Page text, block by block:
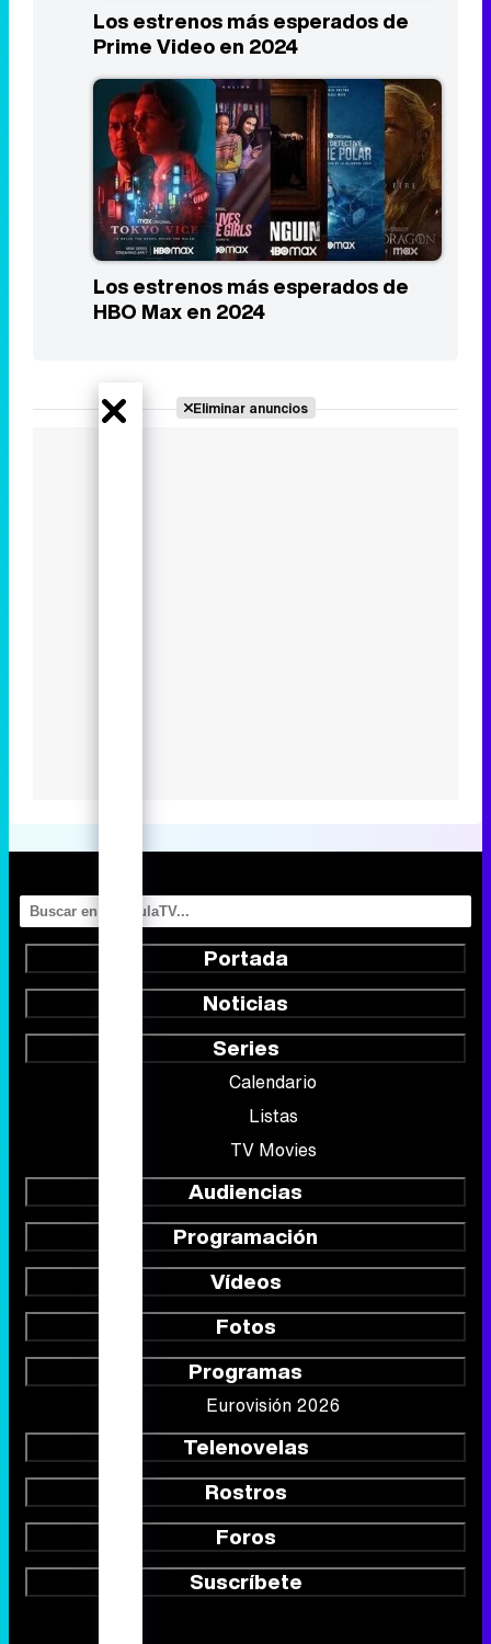
Los estrenos más esperados de
Prime Video en 2024
Los estrenos más esperados de
HBO Max en 2024
Eliminar anuncios
Portada
Noticias
Series
Calendario
Listas
TV Movies
Audiencias
Programación
Vídeos
Fotos
Programas
Eurovisión 2026
Telenovelas
Rostros
Foros
Suscríbete